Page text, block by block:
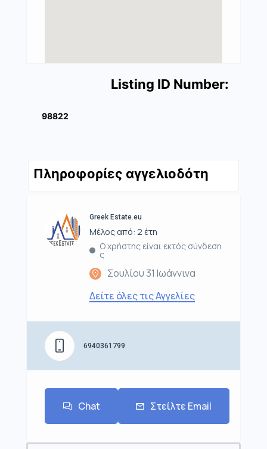
Listing ID Number:
98822
Πληροφορίες αγγελιοδότη
Greek Estate.eu
Μέλος από: 2 έτη
Ο χρήστης είναι εκτός σύνδεση
ς
Σουλίου 31 Ιωάννινα
Δείτε όλες τις Αγγελίες
6940361799
Chat Στείλτε Email